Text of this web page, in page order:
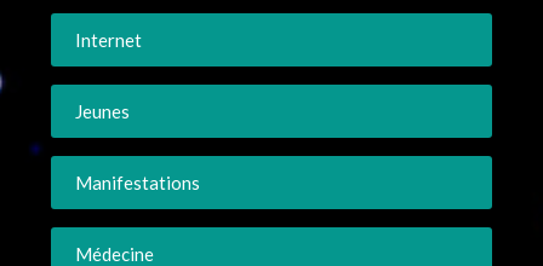
Internet
Jeunes
Manifestations
Médecine